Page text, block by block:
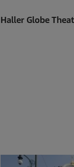
Haller Globe